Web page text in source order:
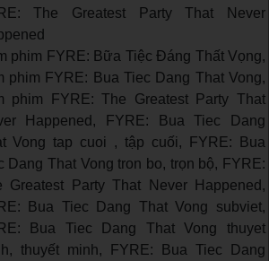
The Greatest Party That Never
phim FYRE: Bữa Tiệc Đáng Thất Vọng,
phim FYRE: Bua Tiec Dang That Vong,
phim FYRE: The Greatest Party That
Happened, FYRE: Bua Tiec Dang
Vong tap cuoi , tập cuối, FYRE: Bua
Dang That Vong tron bo, trọn bộ, FYRE:
Greatest Party That Never Happened,
Bua Tiec Dang That Vong subviet,
Bua Tiec Dang That Vong thuyet
thuyết minh, FYRE: Bua Tiec Dang